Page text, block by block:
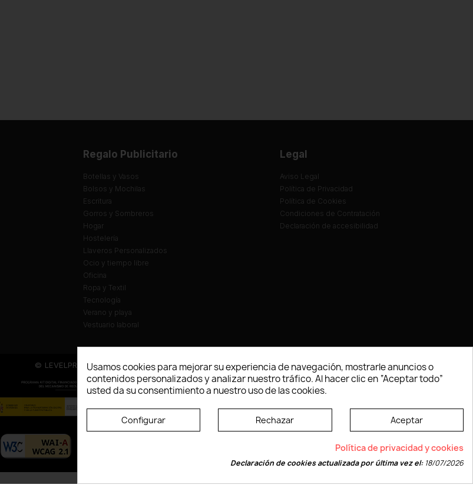
Regalo Publicitario
Botellas y Vasos
Bolsos y Mochilas
Escritura
Gorros y Sombreros
Hogar
Hostelería
Llaveros Personalizados
Ocio y tiempo libre
Oficina
Ropa y Textil
Tecnología
Verano y playa
Vestuario laboral
Legal
Aviso Legal
Política de Privacidad
Política de Cookies
Condiciones de Contratación
Declaración de accesibilidad
© LEVELPRINT - 2026
La página dispone de código accesible según las normas dictadas por la W3C
Usamos cookies para mejorar su experiencia de navegación, mostrarle anuncios o
contenidos personalizados y analizar nuestro tráfico. Al hacer clic en “Aceptar todo”
usted da su consentimiento a nuestro uso de las cookies.
Configurar Rechazar Aceptar
Política de privacidad y cookies
Declaración de cookies actualizada por última vez el:18/07/2026